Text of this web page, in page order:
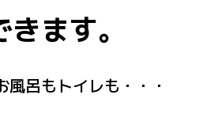
きます。
風呂もトイレも・・・